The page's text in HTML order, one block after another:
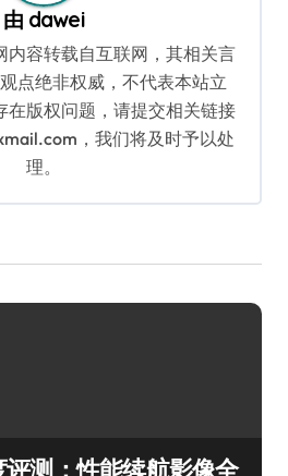
由 dawei
内容转载自互联网，其相关言
点绝非权威，不代表本站立
在版权问题，请提交相关链接
，我们将及时予以处
理。
评测：性能续航影像全